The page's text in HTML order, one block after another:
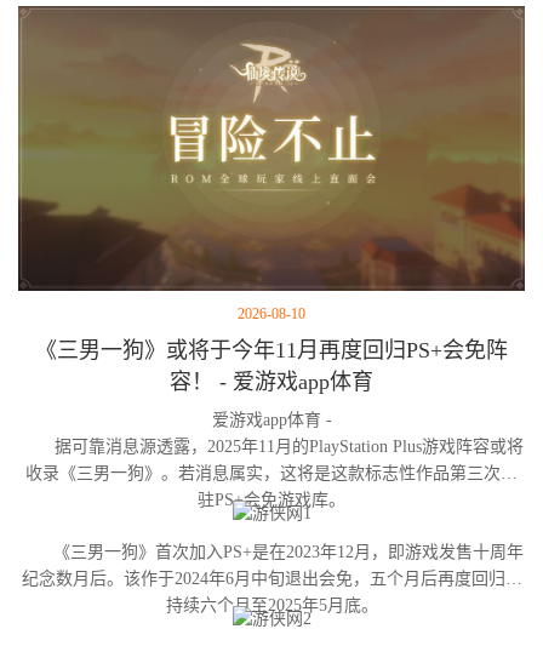
2026-08-10
《三男一狗》或将于今年11月再度回归PS+会免阵
容！ - 爱游戏app体育
爱游戏app体育 -
据可靠消息源透露，2025年11月的PlayStation Plus游戏阵容或将
收录《三男一狗》。若消息属实，这将是这款标志性作品第三次进
驻PS+会免游戏库。
《三男一狗》首次加入PS+是在2023年12月，即游戏发售十周年
纪念数月后。该作于2024年6月中旬退出会免，五个月后再度回归并
持续六个月至2025年5月底。